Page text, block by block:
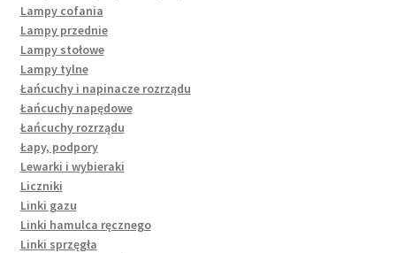
Lampy cofania
Lampy przednie
Lampy stołowe
Lampy tylne
Łańcuchy i napinacze rozrządu
Łańcuchy napędowe
Łańcuchy rozrządu
Łapy, podpory
Lewarki i wybieraki
Liczniki
Linki gazu
Linki hamulca ręcznego
Linki sprzęgła